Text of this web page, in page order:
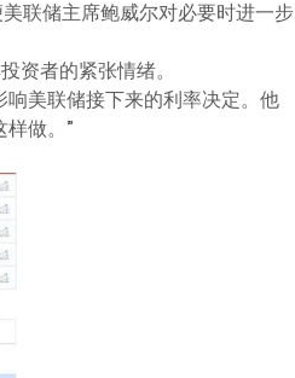
联储主席鲍威尔对必要时进一步
资者的紧张情绪。
美联储接下来的利率决定。他
做。”